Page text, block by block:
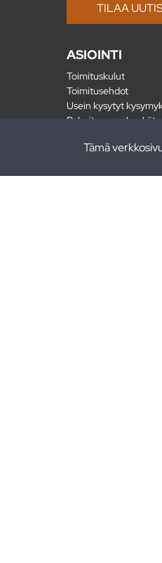
ASIOINTI
Toimituskulut
Toimitusehdot
Usein kysytyt
Rahoitus - maksa
Tämä